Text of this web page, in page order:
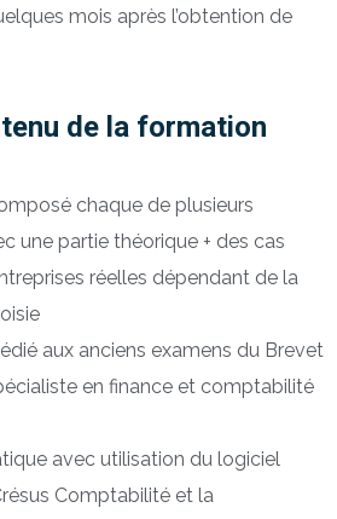
mois après l’obtention de
de la formation
chaque de plusieurs
une partie théorique + des cas
réelles dépendant de la
aux anciens examens du Brevet
en finance et comptabilité
avec utilisation du logiciel
Comptabilité et la